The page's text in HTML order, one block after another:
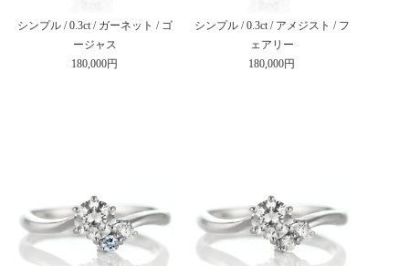
シンプル / 0.3ct / ガーネット / ゴ
ージャス
180,000円
シンプル / 0.3ct / アメジスト / フ
ェアリー
180,000円